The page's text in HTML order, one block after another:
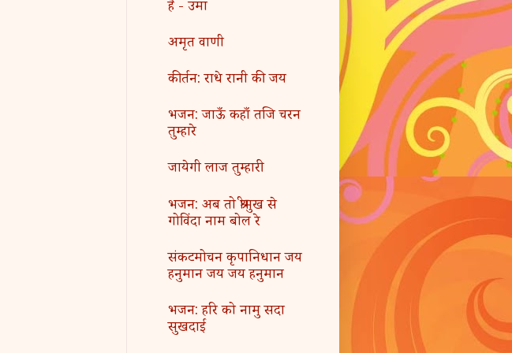
है - उमा
अमृत वाणी
कीर्तन: राधे रानी की जय
भजन: जाऊँ कहाँ तजि चरन
तुम्हारे
जायेगी लाज तुम्हारी
भजन: अब तो श्रीमुख से
गोविंदा नाम बोल रे
संकटमोचन कृपानिधान जय
हनुमान जय जय हनुमान
भजन: हरि को नामु सदा
सुखदाई